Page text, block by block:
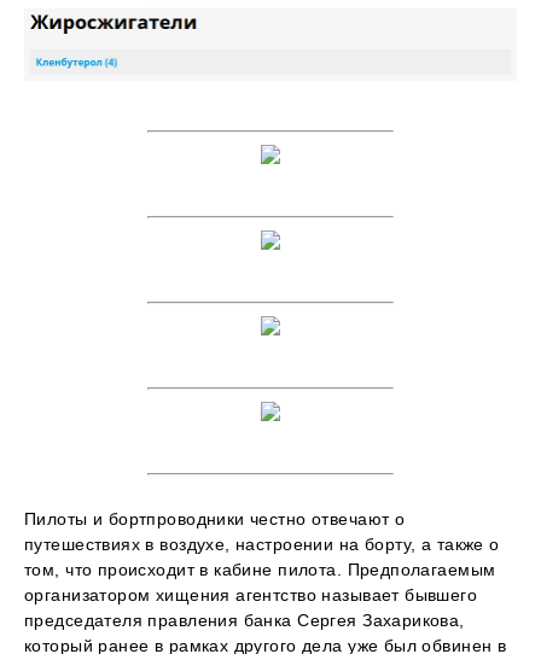
Пилоты и бортпроводники честно отвечают о
путешествиях в воздухе, настроении на борту, а также о
том, что происходит в кабине пилота. Предполагаемым
организатором хищения агентство называет бывшего
председателя правления банка Сергея Захарикова,
который ранее в рамках другого дела уже был обвинен в